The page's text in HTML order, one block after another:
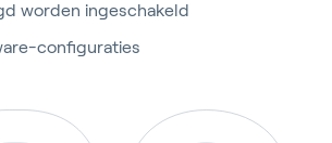
worden ingeschakeld
configuraties